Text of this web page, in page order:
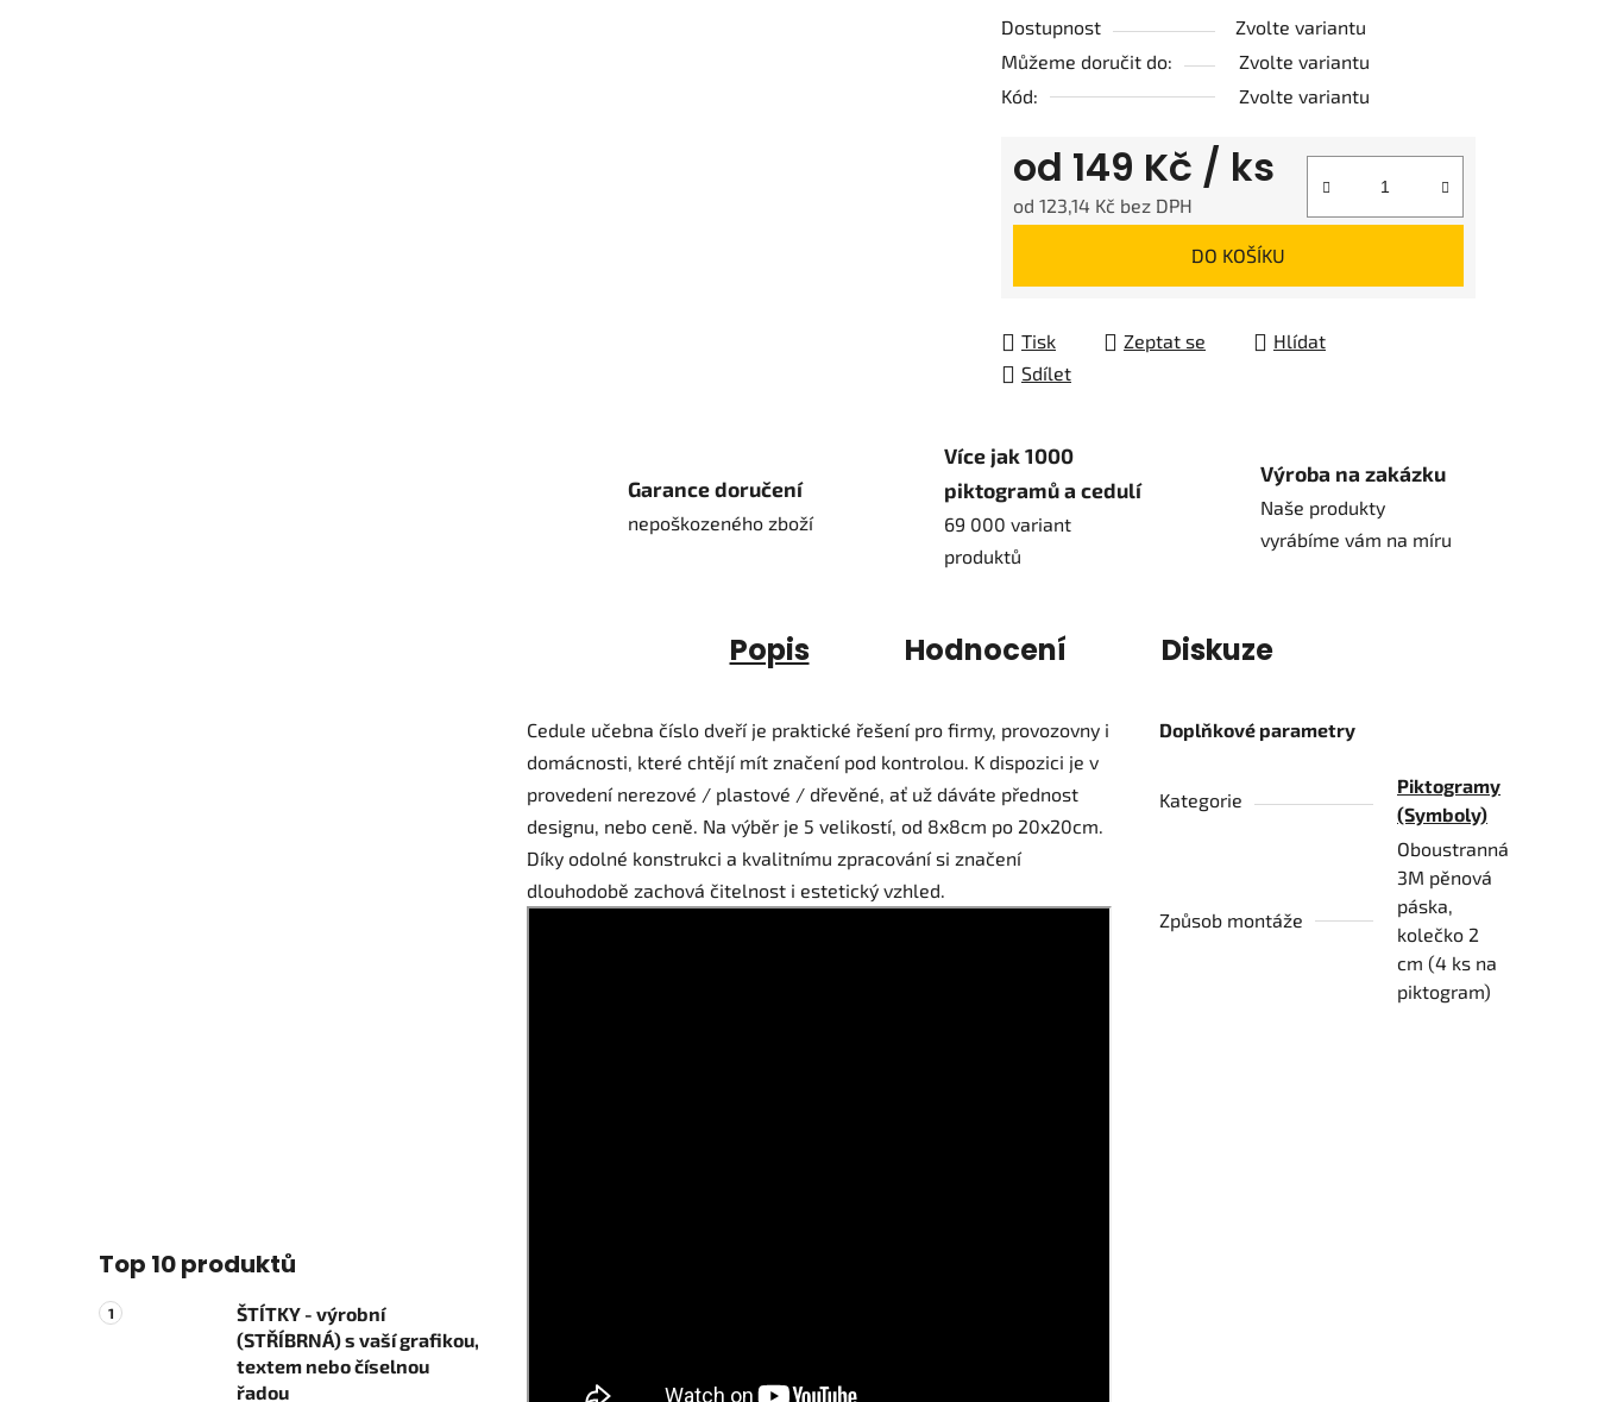
Top 10 produktů
ŠTÍTKY - výrobní
(STŘÍBRNÁ) s vaší grafikou,
textem nebo číselnou
řadou
Dostupnost
Zvolte variantu
Můžeme doručit do:
Zvolte variantu
Kód:
Zvolte variantu
od 149 Kč / ks
od 123,14 Kč bez DPH
DO KOŠÍKU
Tisk Zeptat se
Hlídat
Sdílet
Garance doručení
nepoškozeného zboží
Více jak 1000
piktogramů a cedulí
69 000 variant
produktů
Výroba na zakázku
Naše produkty
vyrábíme vám na míru
Popis Hodnocení Diskuze
Cedule učebna číslo dveří je praktické řešení pro firmy, provozovny i
domácnosti, které chtějí mít značení pod kontrolou. K dispozici je v
provedení nerezové / plastové / dřevěné, ať už dáváte přednost
designu, nebo ceně. Na výběr je 5 velikostí, od 8x8cm po 20x20cm.
Díky odolné konstrukci a kvalitnímu zpracování si značení
dlouhodobě zachová čitelnost i estetický vzhled.
Doplňkové parametry
Kategorie
Piktogramy
(Symboly)
Způsob montáže
Oboustranná
3M pěnová
páska,
kolečko 2
cm (4 ks na
piktogram)